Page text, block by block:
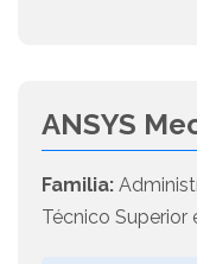
ANSYS
Familia:
Técnico Superior